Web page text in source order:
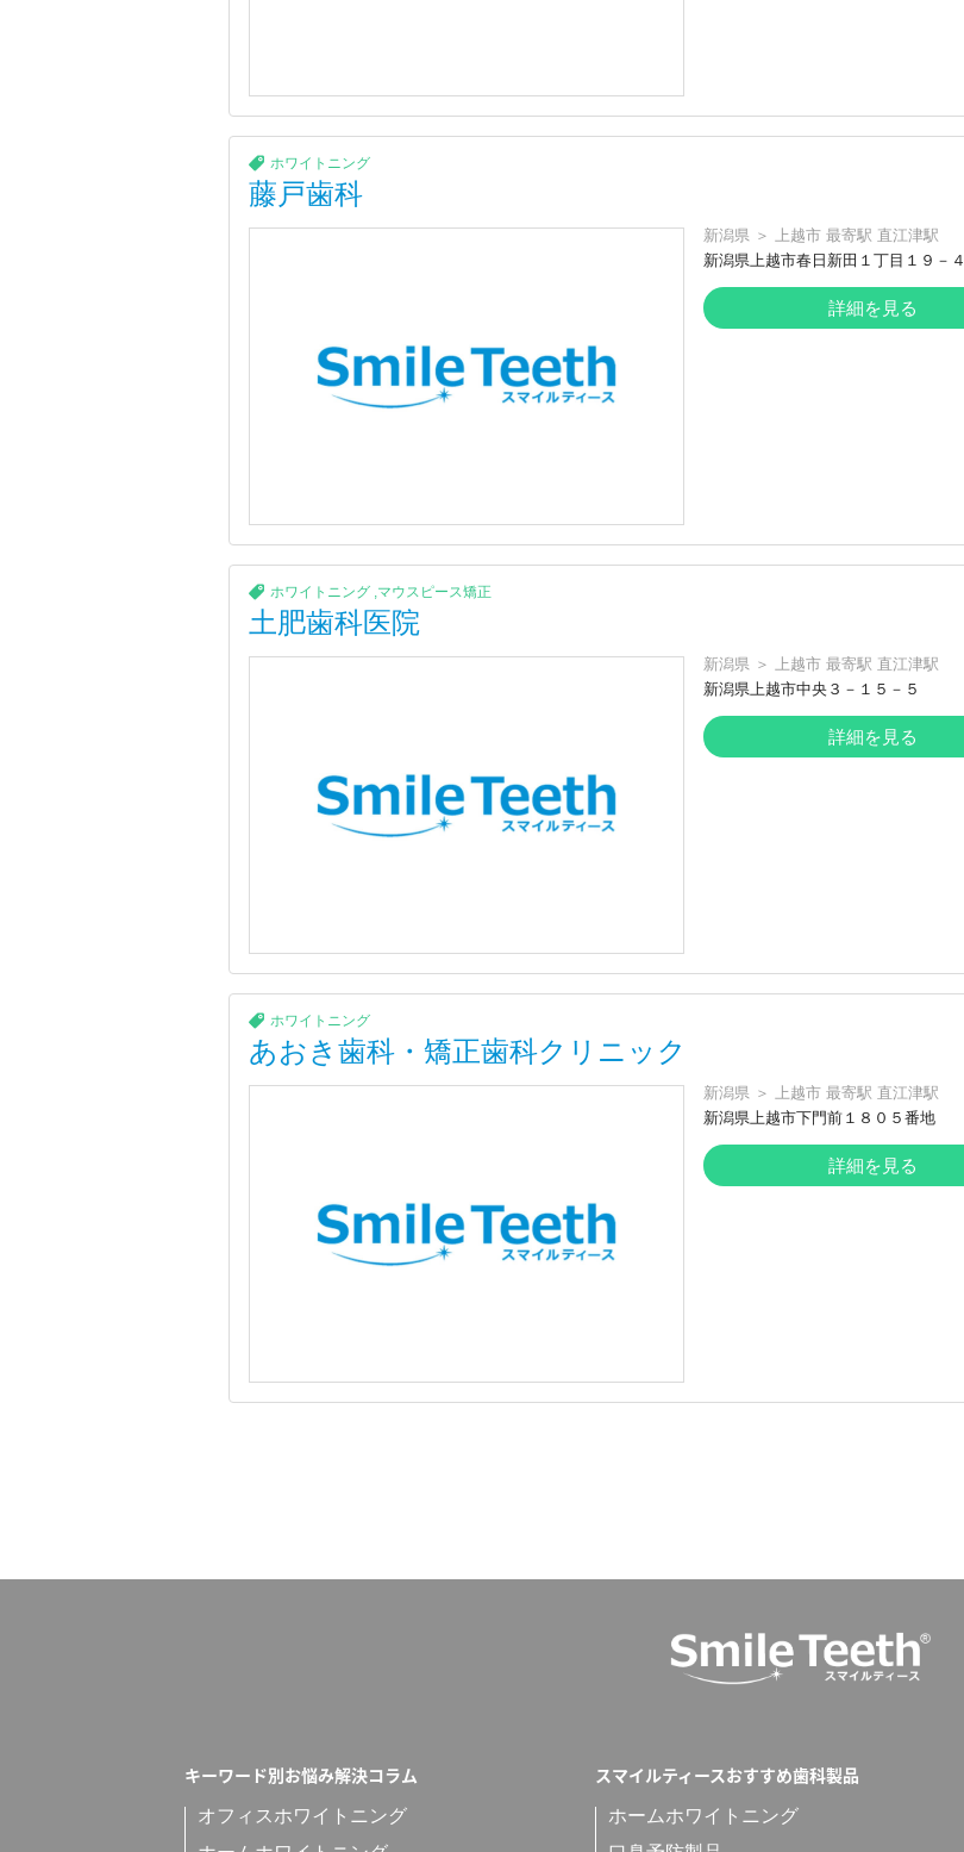
ホワイトニング
藤戸歯科
新潟県 ＞ 上越市 最寄駅 直江津駅
新潟県上越市春日新田１丁目１９－４
詳細を見る
ホワイトニング ,マウスピース矯正
土肥歯科医院
新潟県 ＞ 上越市 最寄駅 直江津駅
新潟県上越市中央３－１５－５
詳細を見る
ホワイトニング
あおき歯科・矯正歯科クリニック
新潟県 ＞ 上越市 最寄駅 直江津駅
新潟県上越市下門前１８０５番地
詳細を見る
キーワード別お悩み解決コラム
オフィスホワイトニング
スマイルティースおすすめ歯科製品
ホームホワイトニング